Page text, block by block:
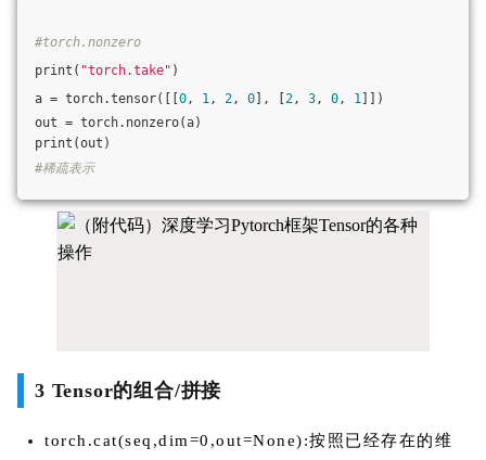
#torch.nonzero
print( "torch.take" )
a = torch.tensor([[ 0, 1, 2, 0 ], [ 2, 3, 0, 1 ]])
out = torch.nonzero(a)
print(out)
#稀疏表示
3 Tensor的组合/拼接
torch.cat(seq,dim=0,out=None):按照已经存在的维